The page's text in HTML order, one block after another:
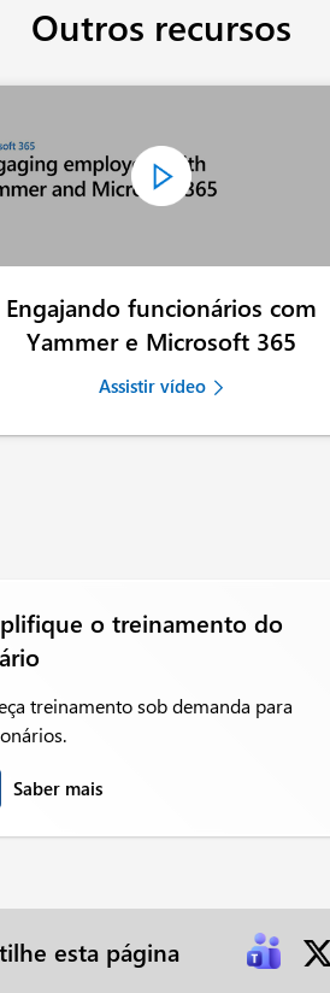
Outros recursos
Engajando funcionários com
Yammer e Microsoft 365
Assistir vídeo
o treinamento do
treinamento sob demanda para
Saber mais
esta página